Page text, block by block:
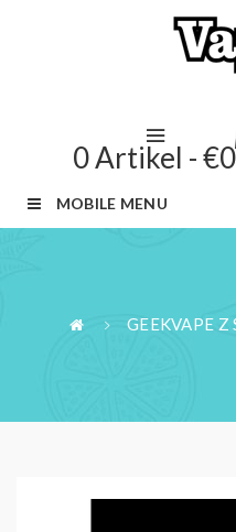
0 Artikel -
MOBILE MENU
GEEKVAPE Z